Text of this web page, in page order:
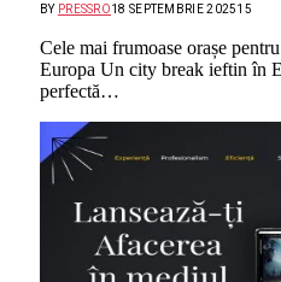
BY PRESSRO18 SEPTEMBRIE 202515
Cele mai frumoase orașe
Europa Un city break ieftin în
perfectă…